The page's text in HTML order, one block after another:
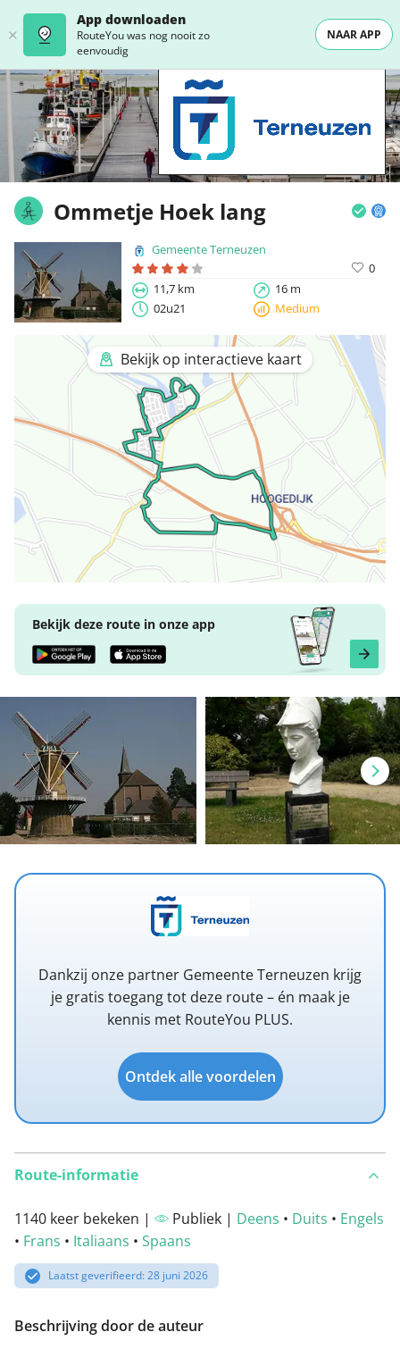
App downloaden
RouteYou was nog nooit zo
eenvoudig
NAAR APP
Ommetje Hoek lang
Gemeente Terneuzen
0
11,7 km
16 m
02u21
Medium
Bekijk op interactieve kaart
Bekijk deze route in onze app
Dankzij onze partner Gemeente Terneuzen krijg
je gratis toegang tot deze route – én maak je
kennis met RouteYou PLUS.
Ontdek alle voordelen
Route-informatie
1140 keer bekeken | Publiek | Deens • Duits • Engels
• Frans • Italiaans • Spaans
Laatst geverifieerd: 28 juni 2026
Beschrijving door de auteur